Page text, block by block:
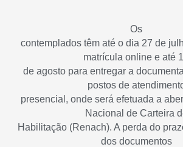
Os
contemplados têm até o dia 27 de
matrícula online e até
de agosto para entregar a
postos de
presencial, onde será efetuada a
Nacional de Carteira
Habilitação (Renach). A perda do
dos documentos